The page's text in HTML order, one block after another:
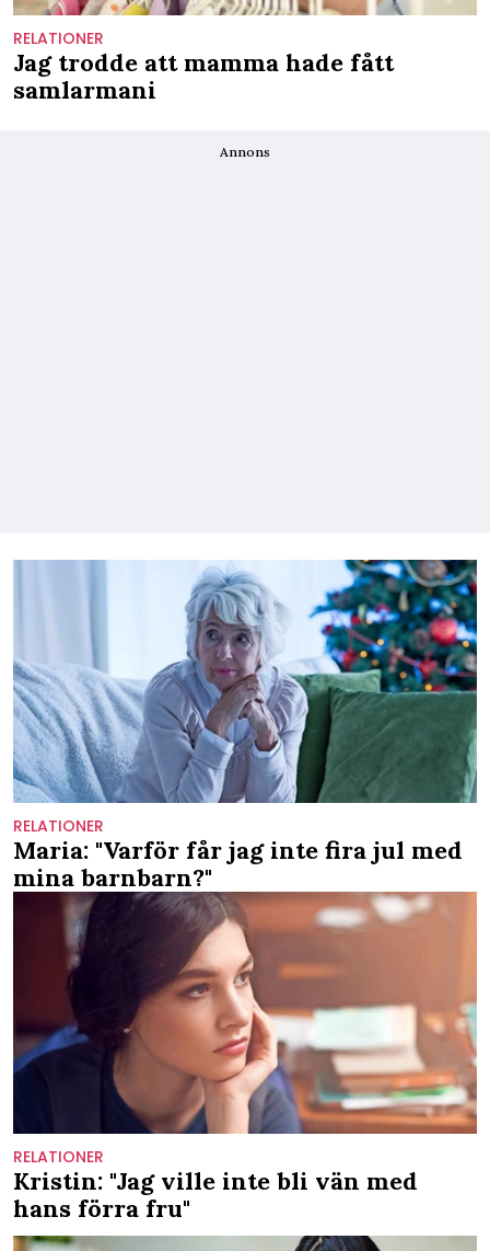
RELATIONER
Jag trodde att mamma hade fått
samlarmani
Annons
RELATIONER
Maria: "Varför får jag inte fira jul med
mina barnbarn?"
RELATIONER
Kristin: "Jag ville inte bli vän med
hans förra fru"